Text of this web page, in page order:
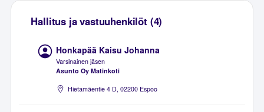
Hallitus ja vastuuhenkilöt (4)
Honkapää Kaisu Johanna
Varsinainen jäsen
Asunto Oy Matinkoti
Hietamäentie 4 D, 02200 Espoo